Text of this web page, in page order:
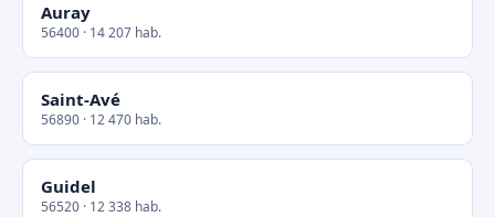
Auray
56400 · 14 207 hab.
Saint-Avé
56890 · 12 470 hab.
Guidel
56520 · 12 338 hab.